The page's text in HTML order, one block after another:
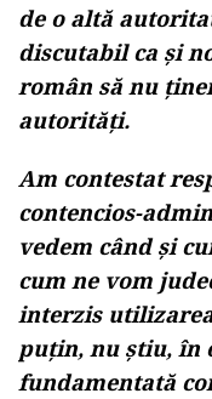
de o altă
discutabil ca și
român să nu
autorități.
Am contestat
contencios-
vedem când și
cum ne vom
interzis
puțin, nu știu, în
fundamentată